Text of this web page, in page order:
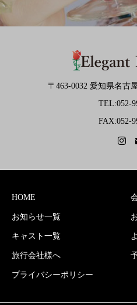
〒463-0032 愛知県名古
TEL:052-
FAX:052-
HOME
お知らせ一覧
キャスト一覧
旅行会社様へ
プライバシーポリシー